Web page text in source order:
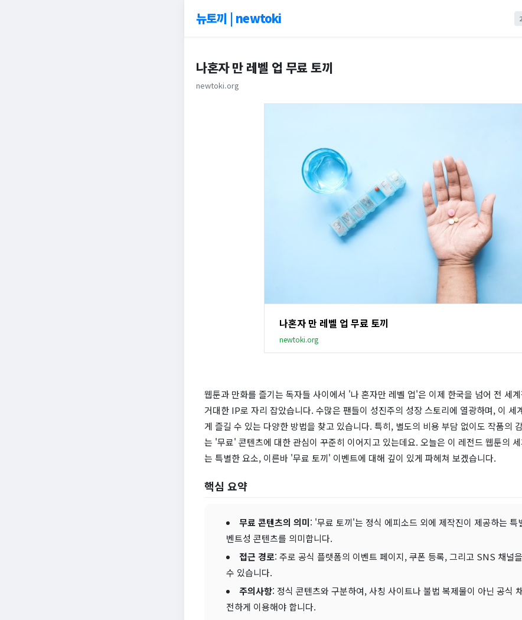
뉴토끼 | newtoki
나혼자 만 레벨 업 무료 토끼
newtoki.org
나혼자 만 레벨 업 무료 토끼
newtoki.org
웹툰과 만화를 즐기는 독자들 사이에서 '나 혼자만 레벨 업'은 이제 한국을 넘어 전 세
거대한 IP로 자리 잡았습니다. 수많은 팬들이 성진주의 성장 스토리에 열광하며, 이 세
게 즐길 수 있는 다양한 방법을 찾고 있습니다. 특히, 별도의 비용 부담 없이도 작품의
는 '무료' 콘텐츠에 대한 관심이 꾸준히 이어지고 있는데요. 오늘은 이 레전드 웹툰의
는 특별한 요소, 이른바 '무료 토끼' 이벤트에 대해 깊이 있게 파헤쳐 보겠습니다.
핵심 요약
무료 콘텐츠의 의미: '무료 토끼'는 정식 에피소드 외에 제작진이 제공하는 특
벤트성 콘텐츠를 의미합니다.
접근 경로: 주로 공식 플랫폼의 이벤트 페이지, 쿠폰 등록, 그리고 SNS 채널
수 있습니다.
주의사항: 정식 콘텐츠와 구분하여, 사칭 사이트나 불법 복제물이 아닌 공식
전하게 이용해야 합니다.